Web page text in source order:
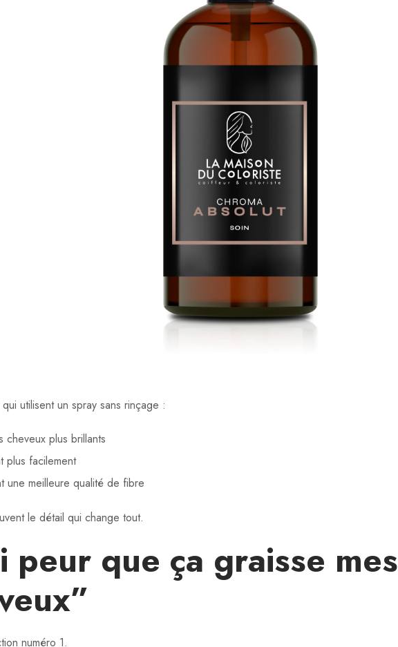
utilisent un spray sans rinçage :
cheveux plus brillants
plus facilement
une meilleure qualité de fibre
le détail qui change tout.
peur que ça graisse mes
numéro 1.